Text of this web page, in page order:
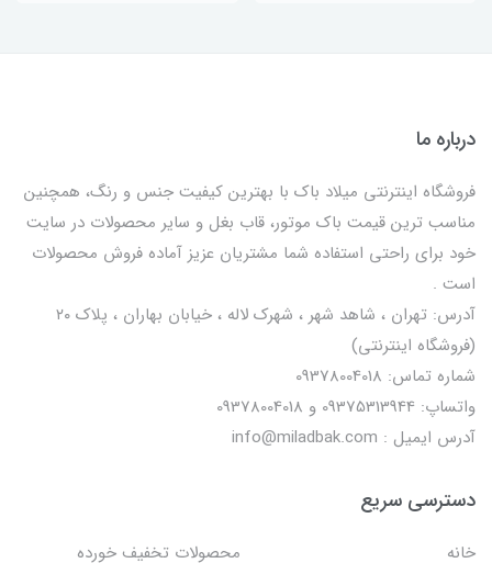
درباره ما
فروشگاه اینترنتی میلاد باک با بهترین کیفیت جنس و رنگ، همچنین
مناسب ترین قیمت باک موتور، قاب بغل و سایر محصولات در سایت
خود برای راحتی استفاده شما مشتریان عزیز آماده فروش محصولات
است .
آدرس: تهران ، شاهد شهر ، شهرک لاله ، خیابان بهاران ، پلاک ۲۰
(فروشگاه اینترنتی)
شماره تماس: 09378004018
واتساپ: 09375313944 و 09378004018
آدرس ایمیل : info@miladbak.com
دسترسی سریع
خانه محصولات تخفیف خورده